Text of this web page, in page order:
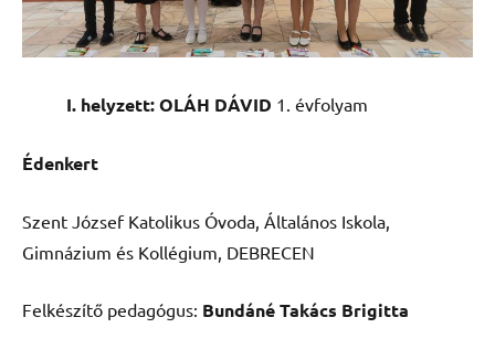
I. helyzett: OLÁH DÁVID 1. évfolyam
Édenkert
Szent József Katolikus Óvoda, Általános Iskola,
Gimnázium és Kollégium, DEBRECEN
Felkészítő pedagógus: Bundáné Takács Brigitta